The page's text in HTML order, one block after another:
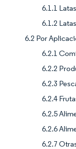
6.1.1
6.1.2
6.2 Por
6.2.1
6.2.2
6.2.3
6.2.4
6.2.5
6.2.6
6.2.7